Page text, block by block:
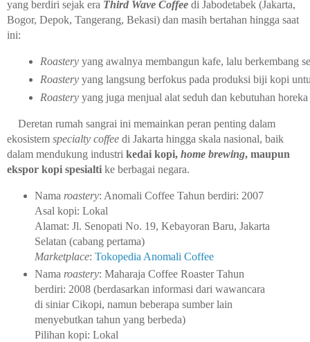
yang berdiri sejak era Third Wave Coffee di Jabodetabek (Jakarta,
Bogor, Depok, Tangerang, Bekasi) dan masih bertahan hingga saat
ini:
Roastery yang awalnya membangun kafe, lalu berkembang
Roastery yang langsung berfokus pada produksi biji kopi
Roastery yang juga menjual alat seduh dan kebutuhan
Deretan rumah sangrai ini memainkan peran penting dalam
ekosistem specialty coffee di Jakarta hingga skala nasional, baik
dalam mendukung industri kedai kopi, home brewing, maupun
ekspor kopi spesialti ke berbagai negara.
Nama roastery: Anomali Coffee Tahun berdiri: 2007
Asal kopi: Lokal
Alamat: Jl. Senopati No. 19, Kebayoran Baru, Jakarta
Selatan (cabang pertama)
Marketplace: Tokopedia Anomali Coffee
Nama roastery: Maharaja Coffee Roaster Tahun
berdiri: 2008 (berdasarkan informasi dari wawancara
di siniar Cikopi, namun beberapa sumber lain
menyebutkan tahun yang berbeda)
Pilihan kopi: Lokal